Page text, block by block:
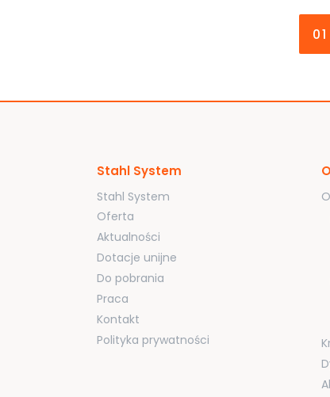
01
Stahl System
Stahl System
Oferta
Aktualności
Dotacje unijne
Do pobrania
Praca
Kontakt
Polityka prywatności